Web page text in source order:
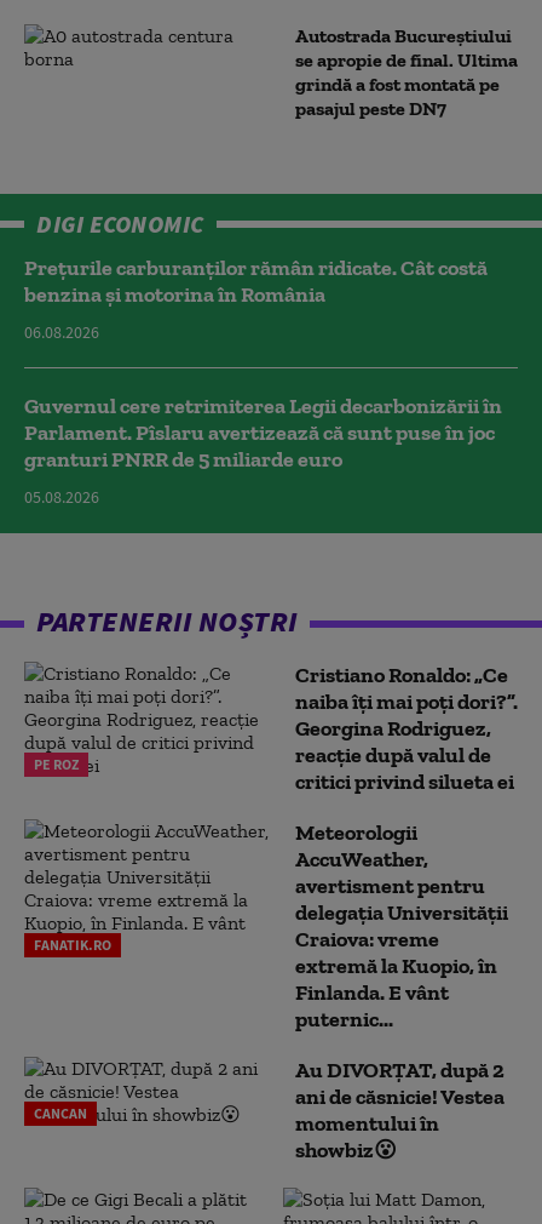
Autostrada Bucureștiului
se apropie de final. Ultima
grindă a fost montată pe
pasajul peste DN7
DIGI ECONOMIC
Prețurile carburanților rămân ridicate. Cât costă
benzina și motorina în România
06.08.2026
Guvernul cere retrimiterea Legii decarbonizării în
Parlament. Pîslaru avertizează că sunt puse în joc
granturi PNRR de 5 miliarde euro
05.08.2026
PARTENERII NOȘTRI
PE ROZ
Cristiano Ronaldo: „Ce
naiba îți mai poți dori?”.
Georgina Rodriguez,
reacție după valul de
critici privind silueta ei
FANATIK.RO
Meteorologii
AccuWeather,
avertisment pentru
delegația Universității
Craiova: vreme
extremă la Kuopio, în
Finlanda. E vânt
puternic...
CANCAN
Au DIVORȚAT, după 2
ani de căsnicie! Vestea
momentului în
showbiz😮